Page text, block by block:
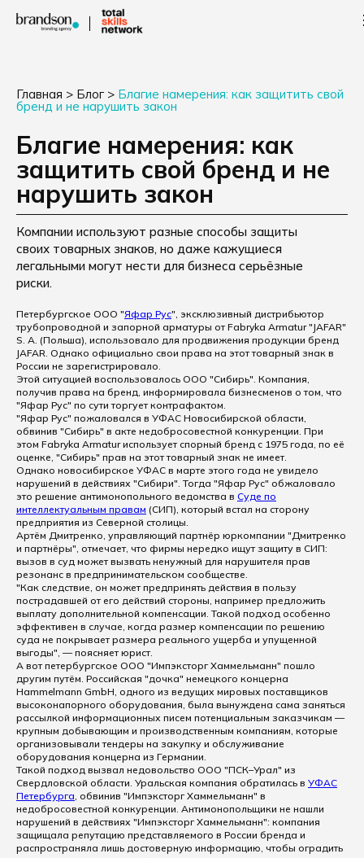
Главная > Блог > Благие намерения: как защитить свой
бренд и не нарушить закон
Благие намерения: как
защитить свой бренд и не
нарушить закон
Компании используют разные способы защиты
своих товарных знаков, но даже кажущиеся
легальными могут нести для бизнеса серьёзные
риски.
Петербургское ООО "Яфар Рус", эксклюзивный дистрибьютор
трубопроводной и запорной арматуры от Fabryka Armatur "JAFAR"
S. A. (Польша), использовало для продвижения продукции бренд
JAFAR. Однако официально свои права на этот товарный знак в
России не зарегистрировало.
Этой ситуацией воспользовалось ООО "Сибирь". Компания,
получив права на бренд, информировала бизнесменов о том, что
"Яфар Рус" по сути торгует контрафактом.
"Яфар Рус" пожаловался в УФАС Новосибирской области,
обвинив "Сибирь" в акте недобросовестной конкуренции. При
этом Fabryka Armatur использует спорный бренд с 1975 года, по её
оценке, "Сибирь" прав на этот товарный знак не имеет.
Однако новосибирское УФАС в марте этого года не увидело
нарушений в действиях "Сибири". Тогда "Яфар Рус" обжаловало
это решение антимонопольного ведомства в Суде по
интеллектуальным правам (СИП), который встал на сторону
предприятия из Северной столицы.
Артём Дмитренко, управляющий партнёр юркомпании "Дмитренко
и партнёры", отмечает, что фирмы нередко ищут защиту в СИП:
вызов в суд может вызвать ненужный для нарушителя прав
резонанс в предпринимательском сообществе.
"Как следствие, он может предпринять действия в пользу
пострадавшей от его действий стороны, например предложить
выплату дополнительной компенсации. Такой подход особенно
эффективен в случае, когда размер компенсации по решению
суда не покрывает размера реального ущерба и упущенной
выгоды", — поясняет юрист.
А вот петербургское ООО "Импэксторг Хаммельманн" пошло
другим путём. Российская "дочка" немецкого концерна
Hammelmann GmbH, одного из ведущих мировых поставщиков
высоконапорного оборудования, была вынуждена сама заняться
рассылкой информационных писем потенциальным заказчикам —
крупным добывающим и производственным компаниям, которые
организовывали тендеры на закупку и обслуживание
оборудования концерна из Германии.
Такой подход вызвал недовольство ООО "ПСК–Урал" из
Свердловской области. Уральская компания обратилась в УФАС
Петербурга, обвинив "Импэксторг Хаммельманн" в
недобросовестной конкуренции. Антимонопольщики не нашли
нарушений в действиях "Импэксторг Хаммельманн": компания
защищала репутацию представляемого в России бренда и
распространяла лишь достоверную информацию, чтобы оградить